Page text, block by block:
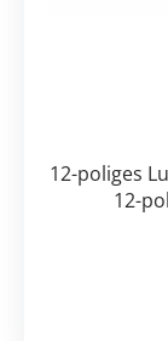
12-poliges
12-